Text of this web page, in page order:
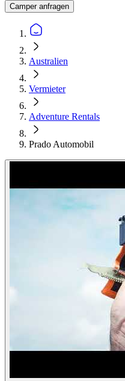
Camper anfragen
Australien
Vermieter
Adventure Rentals
Prado Automobil